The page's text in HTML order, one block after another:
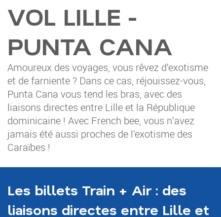
VOL LILLE -
PUNTA CANA
Amoureux des voyages, vous rêvez d’exotisme
et de farniente ? Dans ce cas, réjouissez-vous,
Punta Cana vous tend les bras, avec des
liaisons directes entre Lille et la République
dominicaine ! Avec French bee, vous n’avez
jamais été aussi proches de l’exotisme des
Caraïbes !
Les billets Train + Air : des
liaisons directes entre Lille et